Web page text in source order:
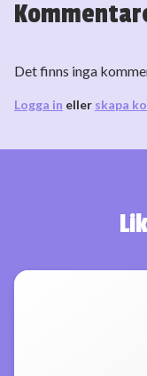
Det finns inga
Logga in eller skapa